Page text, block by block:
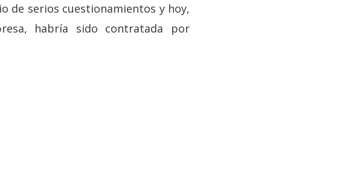
de serios cuestionamientos y hoy,
habría sido contratada por